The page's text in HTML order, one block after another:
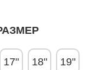
17" 18" 19"